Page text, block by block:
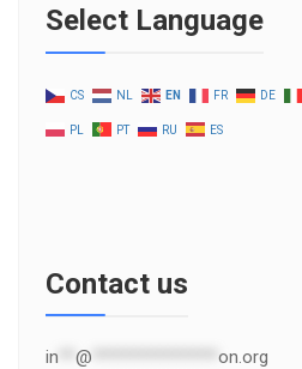
Select Language
CS NL EN FR DE
PL PT RU ES
Contact us
in @ on.org